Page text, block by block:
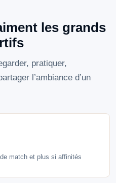
les grands
pratiquer,
l’ambiance d’un
match et plus si affinités